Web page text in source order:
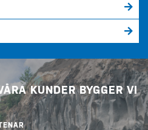
KUNDER BYGGER VI